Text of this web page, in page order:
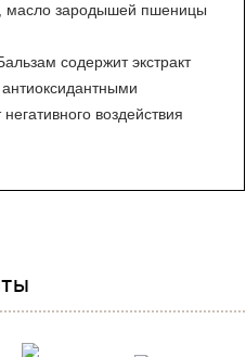
масло зародышей пшеницы
содержит экстракт
воздействия